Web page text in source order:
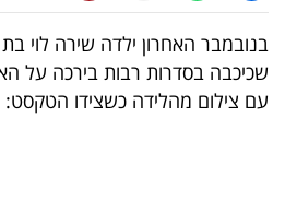
טלוויזיה
עסקי
ספורט
בנובמבר האחרון ילדה שירה לוי בת ה-
שכיכבה בסדרות רבות בירכה על
עם צילום מהלידה כשצידו הטקסט: